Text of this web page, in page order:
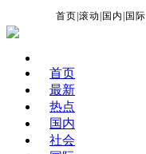
首页 |滚动 国内 国际
首页
最新
热点
国内
社会